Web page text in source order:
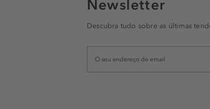
Newsletter
Descubra tudo sobre as últimas